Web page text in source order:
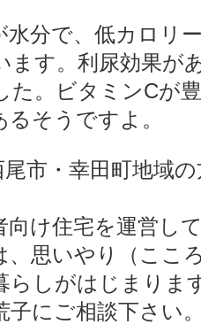
水分で、低カロリ
ます。利尿効果が
た。ビタミンCが
そうですよ。
尾市・幸田町地域
向け住宅を運営し
、思いやり（ここ
らしがはじまりま
子にご相談下さい